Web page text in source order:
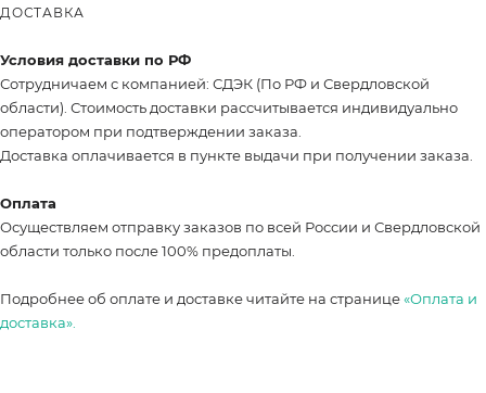
ДОСТАВКА
Условия доставки по РФ
Сотрудничаем с компанией: СДЭК (По РФ и Свердловской
области). Стоимость доставки рассчитывается индивидуально
оператором при подтверждении заказа.
Доставка оплачивается в пункте выдачи при получении заказа.
Оплата
Осуществляем отправку заказов по всей России и Свердловской
области только после 100% предоплаты.
Подробнее об оплате и доставке читайте на странице«Оплата и
доставка».